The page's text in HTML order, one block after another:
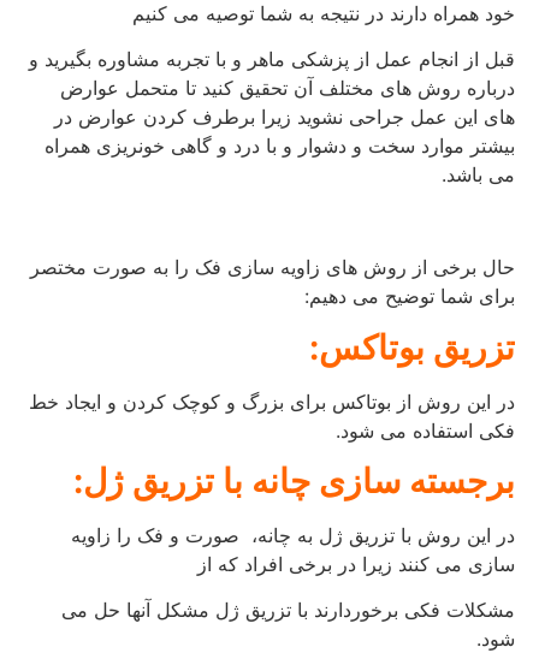
خود همراه دارند در نتیجه به شما توصیه می کنیم
قبل از انجام عمل از پزشکی ماهر و با تجربه مشاوره بگیرید و
درباره روش های مختلف آن تحقیق کنید تا متحمل عوارض
های این عمل جراحی نشوید زیرا برطرف کردن عوارض در
بیشتر موارد سخت و دشوار و با درد و گاهی خونریزی همراه
می باشد.
حال برخی از روش های زاویه سازی فک را به صورت مختصر
برای شما توضیح می دهیم:
تزریق بوتاکس:
در این روش از بوتاکس برای بزرگ و کوچک کردن و ایجاد خط
فکی استفاده می شود.
برجسته سازی چانه با تزریق ژل:
در این روش با تزریق ژل به چانه، صورت و فک را زاویه
سازی می کنند زیرا در برخی افراد که از
مشکلات فکی برخوردارند با تزریق ژل مشکل آنها حل می
شود.